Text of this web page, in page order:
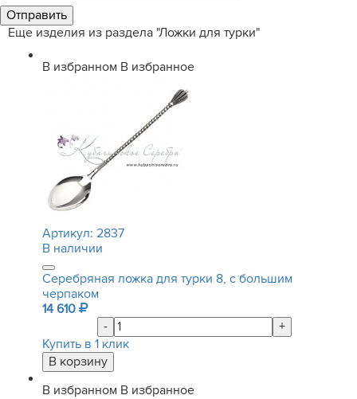
Еще изделия из раздела "Ложки для турки"
В избранном В избранное
Артикул: 2837
В наличии
Серебряная ложка для турки 8, с большим
черпаком
14 610
-
+
Купить в 1 клик
В избранном В избранное